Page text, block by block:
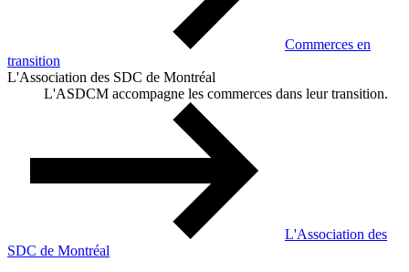
Commerces en
transition
L'Association des SDC de Montréal
L'ASDCM accompagne les commerces dans leur transition.
L'Association des
SDC de Montréal